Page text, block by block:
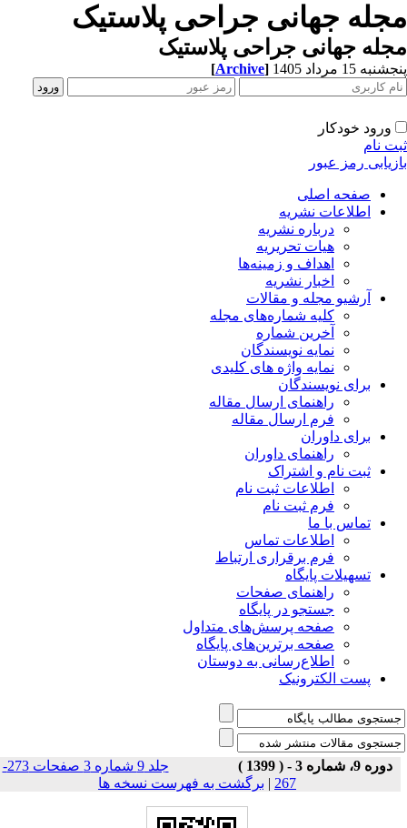
جهانی جراحی پلاستیک
جهانی جراحی پلاستیک
15 مرداد 1405 [Archive]
ورود خودکار
نام
رمز عبور
صفحه اصلی
اطلاعات نشریه
درباره نشریه
هیات تحریریه
اهداف و زمینه‌ها
اخبار نشریه
آرشیو مجله و مقالات
کلیه شماره‌های مجله
آخرین شماره
نمایه نویسندگان
نمایه واژه های کلیدی
برای نویسندگان
راهنمای ارسال مقاله
فرم ارسال مقاله
برای داوران
راهنمای داوران
ثبت نام و اشتراک
اطلاعات ثبت نام
فرم ثبت نام
تماس با ما
اطلاعات تماس
فرم برقراری ارتباط
تسهیلات پایگاه
راهنمای صفحات
جستجو در پایگاه
صفحه پرسش‌های متداول
صفحه برترین‌های پایگاه
اطلاع‌رسانی به دوستان
پست الکترونیک
دوره 9، شماره 3 - ( 1399 )
جلد 9 شماره 3 صفحات 273-
267
| برگشت به فهرست نسخه ها